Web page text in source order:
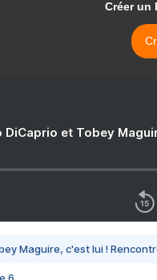
Créer un
DiCaprio et Tobey
Maguire, c'est lui !